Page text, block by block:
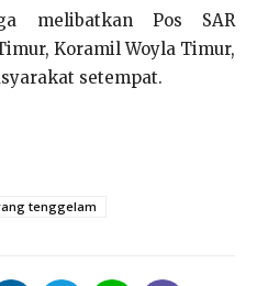
melibatkan Pos SAR
Koramil Woyla Timur,
setempat.
tenggelam